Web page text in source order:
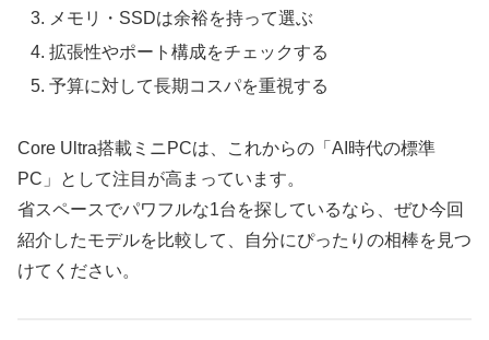
メモリ・SSDは余裕を持って選ぶ
拡張性やポート構成をチェックする
予算に対して長期コスパを重視する
Core Ultra搭載ミニPCは、これからの「AI時代の標準
PC」として注目が高まっています。
省スペースでパワフルな1台を探しているなら、ぜひ今回
紹介したモデルを比較して、自分にぴったりの相棒を見つ
けてください。